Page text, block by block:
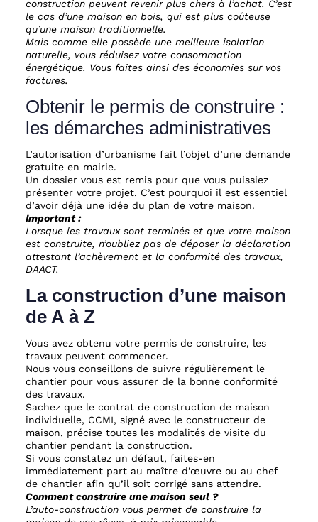
construction peuvent revenir plus chers à l’achat. C’est
le cas d’une maison en bois, qui est plus coûteuse
qu’une maison traditionnelle.
Mais comme elle possède une meilleure isolation
naturelle, vous réduisez votre consommation
énergétique. Vous faites ainsi des économies sur vos
factures.
Obtenir le permis de construire :
les démarches administratives
L’autorisation d’urbanisme fait l’objet d’une demande
gratuite en mairie.
Un dossier vous est remis pour que vous puissiez
présenter votre projet. C’est pourquoi il est essentiel
d’avoir déjà une idée du plan de votre maison.
Important :
Lorsque les travaux sont terminés et que votre maison
est construite, n’oubliez pas de déposer la déclaration
attestant l’achèvement et la conformité des travaux,
DAACT.
La construction d’une maison
de A à Z
Vous avez obtenu votre permis de construire, les
travaux peuvent commencer.
Nous vous conseillons de suivre régulièrement le
chantier pour vous assurer de la bonne conformité
des travaux.
Sachez que le contrat de construction de maison
individuelle, CCMI, signé avec le constructeur de
maison, précise toutes les modalités de visite du
chantier pendant la construction.
Si vous constatez un défaut, faites-en
immédiatement part au maître d’œuvre ou au chef
de chantier afin qu’il soit corrigé sans attendre.
Comment construire une maison seul ?
L’auto-construction vous permet de construire la